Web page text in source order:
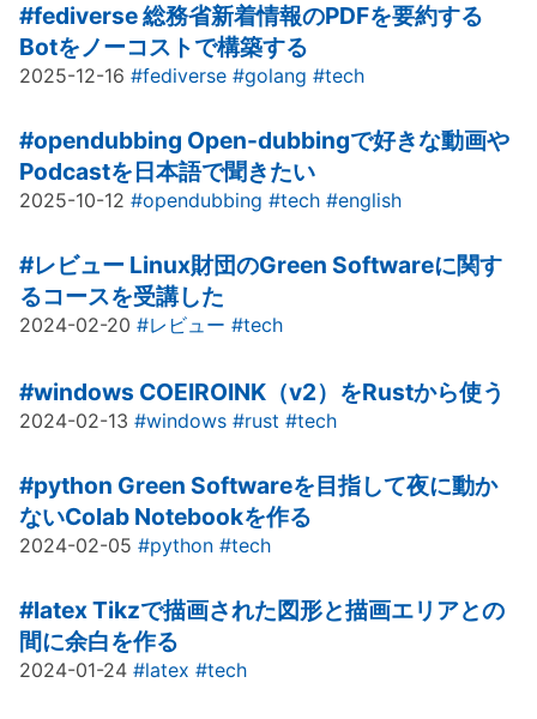
#fediverse総務省新着情報のPDFを要約する
Botをノーコストで構築する
2025-12-16 #fediverse #golang #tech
#opendubbing Open-dubbingで好きな動画や
Podcastを日本語で聞きたい
2025-10-12 #opendubbing #tech #english
#レビュー Linux財団のGreen Softwareに関す
るコースを受講した
2024-02-20 #レビュー #tech
#windows COEIROINK（v2）をRustから使う
2024-02-13 #windows #rust #tech
#python Green Softwareを目指して夜に動か
ないColab Notebookを作る
2024-02-05 #python #tech
#latexTikzで描画された図形と描画エリアとの
間に余白を作る
2024-01-24 #latex #tech